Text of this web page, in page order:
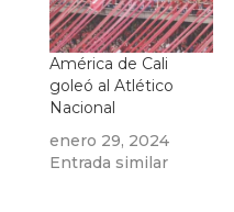
América de Cali
goleó al Atlético
Nacional
enero 29, 2024
Entrada similar